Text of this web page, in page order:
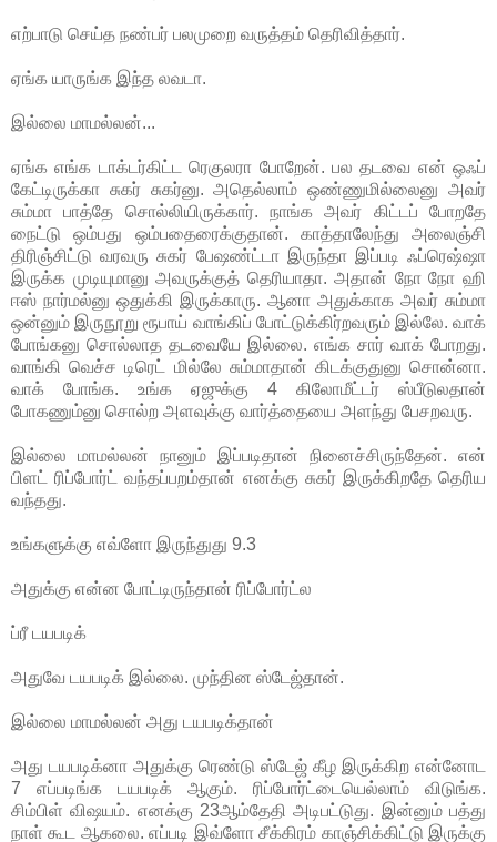
எற்பாடு செய்த நண்பர் பலமுறை வருத்தம் தெரிவித்தார்.
ஏங்க யாருங்க இந்த லவடா.
இல்லை மாமல்லன்...
ஏங்க எங்க டாக்டர்கிட்ட ரெகுலரா போறேன். பல தடவை என் ஒஃப்
கேட்டிருக்கா சுகர் சுகர்னு. அதெல்லாம் ஒண்ணுமில்லைனு அவர்
சும்மா பாத்தே சொல்லியிருக்கார். நாங்க அவர் கிட்டப் போறதே
நைட்டு ஒம்பது ஒம்பதைரைக்குதான். காத்தாலேந்து அலைஞ்சி
திரிஞ்சிட்டு வரவரு சுகர் பேஷண்ட்டா இருந்தா இப்படி ஃப்ரெஷ்ஷா
இருக்க முடியுமானு அவருக்குத் தெரியாதா. அதான் நோ நோ ஹி
ஈஸ் நார்மல்னு ஒதுக்கி இருக்காரு. ஆனா அதுக்காக அவர் சும்மா
ஒன்னும் இருநூறு ரூபாய் வாங்கிப் போட்டுக்கிர்றவரும் இல்லே. வாக்
போங்கனு சொல்லாத தடவையே இல்லை. எங்க சார் வாக் போறது.
வாங்கி வெச்ச டிரெட் மில்லே சும்மாதான் கிடக்குதுனு சொன்னா.
வாக் போங்க. உங்க ஏஜுக்கு 4 கிலோமீட்டர் ஸ்பீடுலதான்
போகணும்னு சொல்ற அளவுக்கு வார்த்தையை அளந்து பேசறவரு.
இல்லை மாமல்லன் நானும் இப்படிதான் நினைச்சிருந்தேன். என்
பிளட் ரிப்போர்ட் வந்தப்பறம்தான் எனக்கு சுகர் இருக்கிறதே தெரிய
வந்தது.
உங்களுக்கு எவ்ளோ இருந்துது 9.3
அதுக்கு என்ன போட்டிருந்தான் ரிப்போர்ட்ல
ப்ரீ டயபடிக்
அதுவே டயபடிக் இல்லை. முந்தின ஸ்டேஜ்தான்.
இல்லை மாமல்லன் அது டயபடிக்தான்
அது டயபடிக்னா அதுக்கு ரெண்டு ஸ்டேஜ் கீழ இருக்கிற என்னோட
7 எப்படிங்க டயபடிக் ஆகும். ரிப்போர்ட்டையெல்லாம் விடுங்க.
சிம்பிள் விஷயம். எனக்கு 23ஆம்தேதி அடிபட்டுது. இன்னும் பத்து
நாள் கூட ஆகலை. எப்படி இவ்ளோ சீக்கிரம் காஞ்சிக்கிட்டு இருக்கு